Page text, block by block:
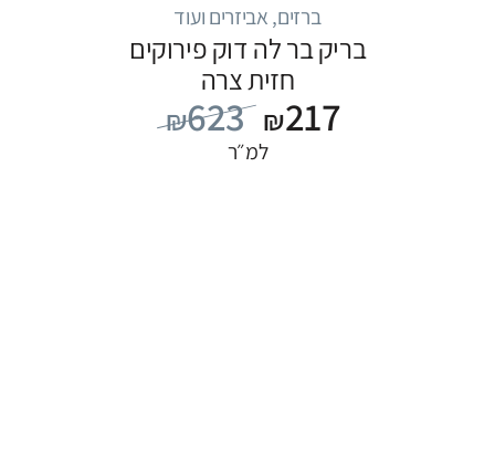
ברזים, אביזרים ועוד
בריק בר לה דוק פירוקים
חזית צרה
₪623 ₪217
למ״ר